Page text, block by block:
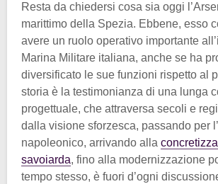
Resta da chiedersi cosa sia oggi
marittimo della Spezia. Ebbene, esso
avere un ruolo operativo importante
Marina Militare italiana, anche se ha
diversificato le sue funzioni rispetto al
storia è la testimonianza di una lunga
progettuale, che attraversa secoli e
dalla visione sforzesca, passando per
napoleonico, arrivando alla
savoiarda, fino alla modernizzazione
tempo stesso, è fuori d’ogni